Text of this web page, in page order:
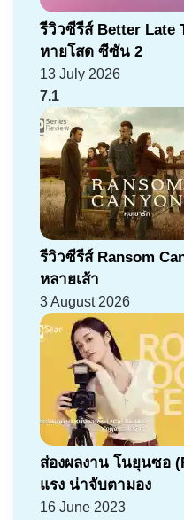
รีวิวซีรีส์ Better Late
หายโสด ซีซัน 2
13 July 2026
7.1
รีวิวซีรีส์ Ransom
หลายเส้า
3 August 2026
ส่องผลงาน โนยุนซอ
แรง น่าจับตามอง
16 June 2023